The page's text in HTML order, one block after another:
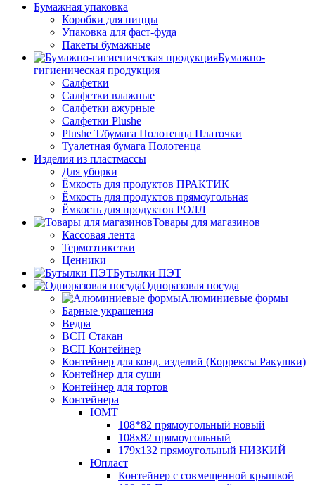
Бумажная упаковка
Коробки для пиццы
Упаковка для фаст-фуда
Пакеты бумажные
Бумажно-
гигиеническая продукция
Салфетки
Салфетки влажные
Салфетки ажурные
Салфетки Plushe
Plushe Т/бумага Полотенца Платочки
Туалетная бумага Полотенца
Изделия из пластмассы
Для уборки
Ёмкость для продуктов ПРАКТИК
Ёмкость для продуктов прямоугольная
Ёмкость для продуктов РОЛЛ
Товары для магазинов
Кассовая лента
Термоэтикетки
Ценники
Бутылки ПЭТ
Одноразовая посуда
Алюминиевые формы
Барные украшения
Ведра
ВСП Стакан
ВСП Контейнер
Контейнер для конд. изделий (Коррексы Ракушки)
Контейнер для суши
Контейнер для тортов
Контейнера
ЮМТ
108*82 прямоугольный новый
108х82 прямоугольный
179х132 прямоугольный НИЗКИЙ
Юпласт
Контейнер с совмещенной крышкой